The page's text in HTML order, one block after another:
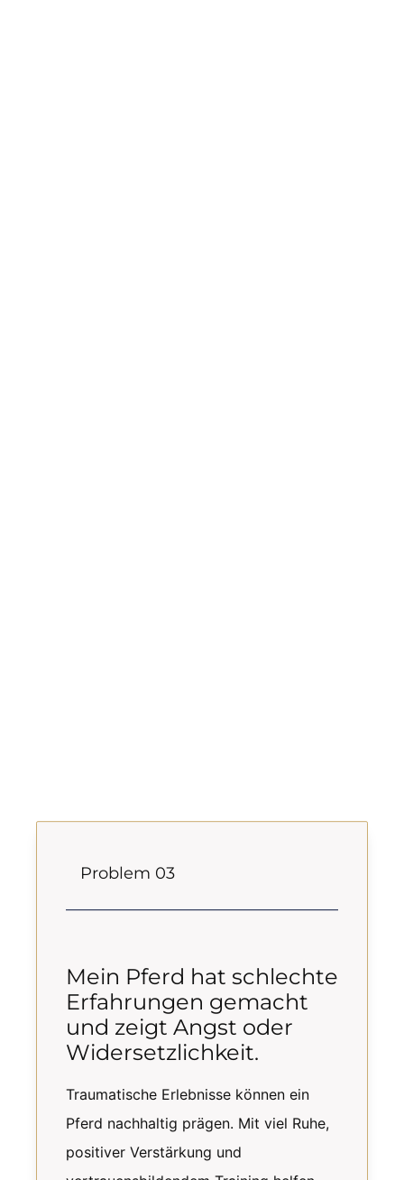
Problem 03
Mein Pferd hat schlechte
Erfahrungen gemacht
und zeigt Angst oder
Widersetzlichkeit.
Traumatische Erlebnisse können ein
Pferd nachhaltig prägen. Mit viel Ruhe,
positiver Verstärkung und